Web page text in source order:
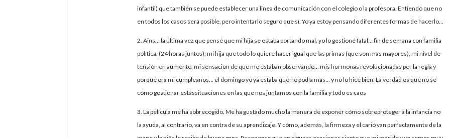
infantil) que también se puede establecer una linea de comunicación con el colegio o la profesora. Entiendo que no
en todos los casos será posible, pero intentarlo seguro que sí. Yo ya estoy pensando diferentes formas de hacerlo…
2. Ains… la última vez que pensé que mi hija se estaba portando mal, yo lo gestioné fatal… fin de semana con familia
política, (24 horas juntos), mi hija que todo lo quiere hacer igual que las primas (que son más mayores), mi nivel de
tensión en aumento, mi sensación de que me estaban observando… mis hormonas revolucionadas por la regla y
porque era mi cumpleaños… el domingo yo ya estaba que no podía más… y no lo hice bien. La verdad es que no sé
cómo gestionar estássituaciones en las que nos juntamos con la familia y todo es caos
3. La película me ha sobrecogido. Me ha gustado mucho la manera de exponer cómo sobreproteger a la infancia no
la ayuda, al contrario, va en contra de su aprendizaje. Y cómo, además, la firmeza y el carió van perfectamente de la